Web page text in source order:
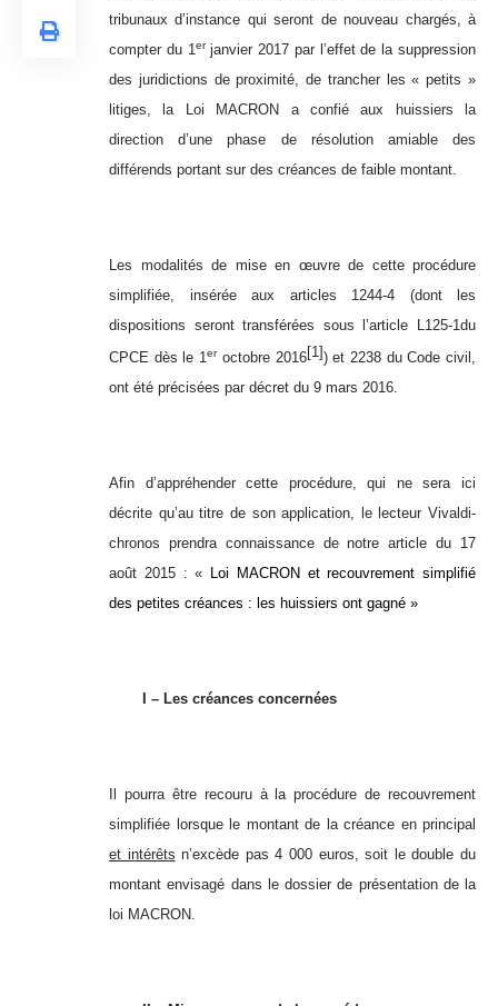
tribunaux d’instance qui seront de nouveau chargés, à
compter du 1erjanvier 2017 par l’effet de la suppression
des juridictions de proximité, de trancher les « petits »
litiges, la Loi MACRON a confié aux huissiers la
direction d’une phase de résolution amiable des
différends portant sur des créances de faible montant.
Les modalités de mise en œuvre de cette procédure
simplifiée, insérée aux articles 1244-4 (dont les
dispositions seront transférées sous l’article L125-1du
CPCE dès le 1eroctobre 2016[1]) et 2238 du Code civil,
ont été précisées par décret du 9 mars 2016.
Afin d’appréhender cette procédure, qui ne sera ici
décrite qu’au titre de son application, le lecteur Vivaldi-
chronos prendra connaissance de notre article du 17
août 2015 : « Loi MACRON et recouvrement simplifié
des petites créances : les huissiers ont gagné »
I – Les créances concernées
Il pourra être recouru à la procédure de recouvrement
simplifiée lorsque le montant de la créance en principal
et intérêts n’excède pas 4 000 euros, soit le double du
montant envisagé dans le dossier de présentation de la
loi MACRON.